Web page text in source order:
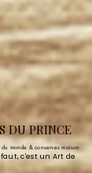
DU PRINCE
monde & conserves maison
c'est un Art de